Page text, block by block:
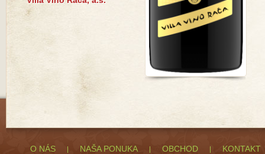
O NÁS NAŠA PONUKA OBCHOD KONTAKT